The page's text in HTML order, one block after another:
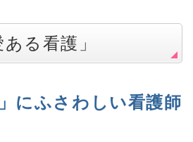
る看護」
にふさわしい看護師